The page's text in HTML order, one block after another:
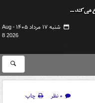
شنبه ۱۷ مرداد ۱۴۰۵ -
Aug
8 2026
۰ نظر
چاپ